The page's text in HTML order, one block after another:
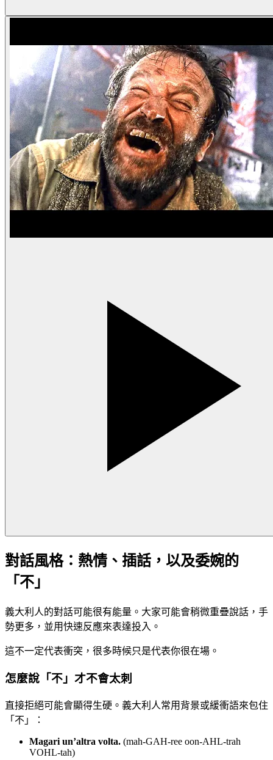
對話風格：熱情、插話，以及委婉的
「不」
義大利人的對話可能很有能量。大家可能會稍微重疊說話，手
勢更多，並用快速反應來表達投入。
這不一定代表衝突，很多時候只是代表你很在場。
怎麼說「不」才不會太刺
直接拒絕可能會顯得生硬。義大利人常用背景或緩衝語來包住
「不」：
Magari un’altra volta. (mah-GAH-ree oon-AHL-trah
VOHL-tah)